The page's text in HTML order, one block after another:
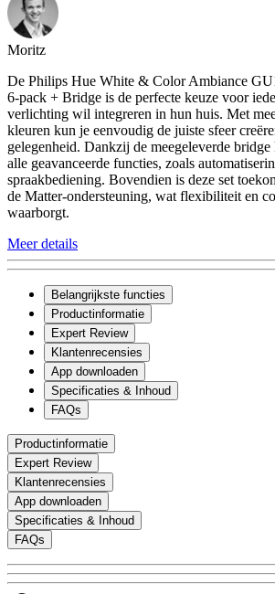
Moritz
De Philips Hue White & Color Ambiance
6-pack + Bridge is de perfecte keuze voor
verlichting wil integreren in hun huis. Met
kleuren kun je eenvoudig de juiste sfeer
gelegenheid. Dankzij de meegeleverde
alle geavanceerde functies, zoals
spraakbediening. Bovendien is deze set
de Matter-ondersteuning, wat flexibiliteit en
waarborgt.
Meer details
Belangrijkste functies
Productinformatie
Expert Review
Klantenrecensies
App downloaden
Specificaties & Inhoud
FAQs
Productinformatie
Expert Review
Klantenrecensies
App downloaden
Specificaties & Inhoud
FAQs